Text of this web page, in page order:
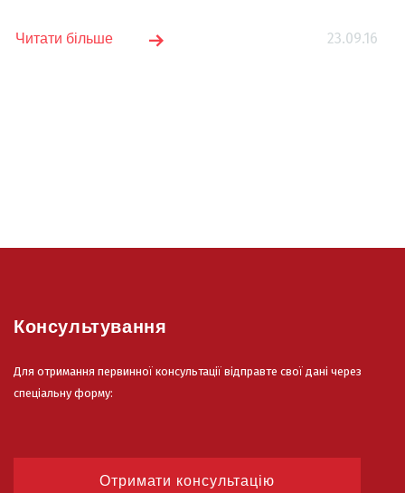
23.09.16
Читати більше
Консультування
Для отримання первинної консультації відправте свої дані через
спеціальну форму:
Отримати консультацію